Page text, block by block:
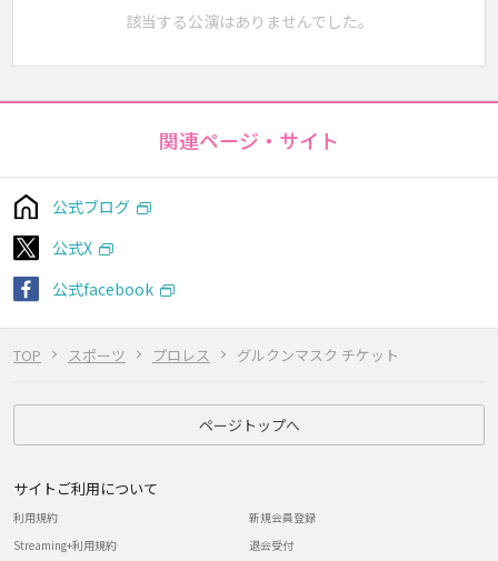
TOP スポーツ プロレス グルクンマスク チケット
該当する公演はありませんでした。
関連ページ・サイト
公式ブログ
公式X
公式facebook
ページトップへ
サイトご利用について
利用規約
Streaming+利用規約
新規会員登録
退会受付